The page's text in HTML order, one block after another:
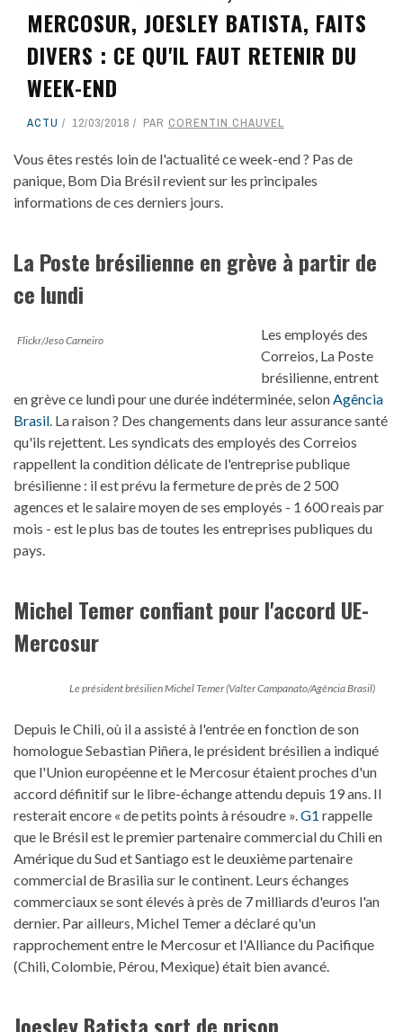
MERCOSUR, JOESLEY BATISTA, FAITS
DIVERS : CE QU'IL FAUT RETENIR DU
WEEK-END
ACTU 12/03/2018 PAR CORENTIN CHAUVEL
Vous êtes restés loin de l'actualité ce week-end ? Pas de
panique, Bom Dia Brésil revient sur les principales
informations de ces derniers jours.
La Poste brésilienne en grève à partir de
ce lundi
Flickr/Jeso Carneiro
Les employés des
Correios, La Poste
brésilienne, entrent
en grève ce lundi pour une durée indéterminée, selonAgência
Brasil. La raison ? Des changements dans leur assurance santé
qu'ils rejettent. Les syndicats des employés des Correios
rappellent la condition délicate de l'entreprise publique
brésilienne : il est prévu la fermeture de près de 2 500
agences et le salaire moyen de ses employés - 1 600 reais par
mois - est le plus bas de toutes les entreprises publiques du
pays.
Michel Temer confiant pour l'accord UE-
Mercosur
Le président brésilien Michel Temer (Valter Campanato/Agência Brasil)
Depuis le Chili, où il a assisté à l'entrée en fonction de son
homologue Sebastian Piñera, le président brésilien a indiqué
que l'Union européenne et le Mercosur étaient proches d'un
accord définitif sur le libre-échange attendu depuis 19 ans. Il
resterait encore « de petits points à résoudre ».G1 rappelle
que le Brésil est le premier partenaire commercial du Chili en
Amérique du Sud et Santiago est le deuxième partenaire
commercial de Brasilia sur le continent. Leurs échanges
commerciaux se sont élevés à près de 7 milliards d'euros l'an
dernier. Par ailleurs, Michel Temer a déclaré qu'un
rapprochement entre le Mercosur et l'Alliance du Pacifique
(Chili, Colombie, Pérou, Mexique) était bien avancé.